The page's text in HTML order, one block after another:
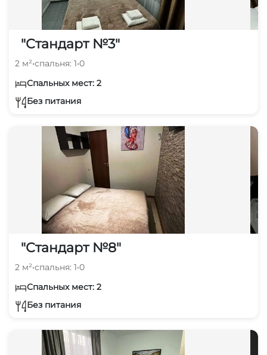
"Стандарт №3"
2 м²•спальня: 1•0
Спальных мест: 2
Без питания
"Стандарт №8"
2 м²•спальня: 1•0
Спальных мест: 2
Без питания